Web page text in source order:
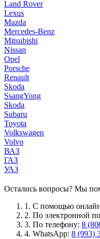
Land Rover
Lexus
Mazda
Mercedes-Benz
Mitsubishi
Nissan
Opel
Porsche
Renault
Skoda
SsangYong
Skoda
Subaru
Toyota
Volkswagen
Volvo
ВАЗ
ГАЗ
УАЗ
Остались вопросы? Мы
1. С помощью
2. По электронной
3. По телефону: 8
4. WhatsApp: 8 (993)